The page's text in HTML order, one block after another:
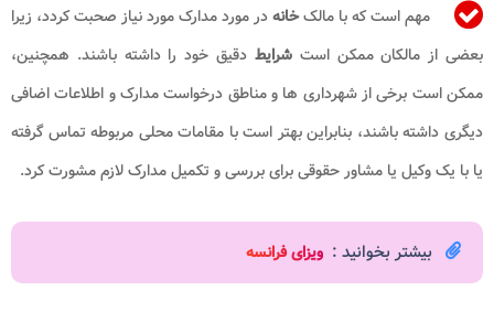
مهم است که با مالکخانهدر مورد مدارک مورد نیاز صحبت کردد، زیرا
بعضی از مالکان ممکن استشرایط دقیق خود را داشته باشند. همچنین،
ممکن است برخی از شهرداری ها و مناطق درخواست مدارک و اطلاعات اضافی
دیگری داشته باشند، بنابراین بهتر است با مقامات محلی مربوطه تماس گرفته
یا با یک وکیل یا مشاور حقوقی برای بررسی و تکمیل مدارک لازم مشورت کرد.
بیشتر بخوانید : ویزای فرانسه